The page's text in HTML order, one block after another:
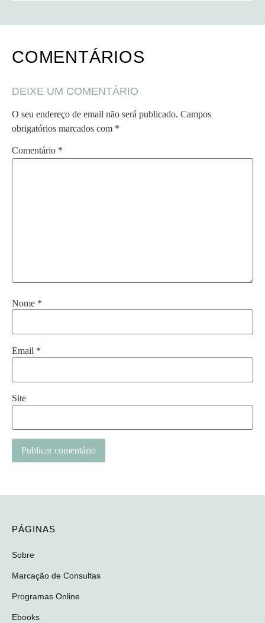
COMENTÁRIOS
DEIXE UM COMENTÁRIO
O seu endereço de email não será publicado. Campos
obrigatórios marcados com *
Comentário *
Nome *
Email *
Site
PÁGINAS
Sobre
Marcação de Consultas
Programas Online
Ebooks